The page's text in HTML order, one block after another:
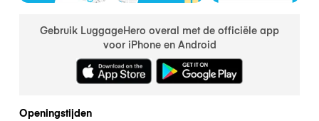
Gebruik LuggageHero overal met de officiële app
voor iPhone en Android
Openingstijden